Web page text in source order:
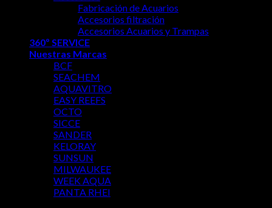
Fabricación de Acuarios
Accesorios filtración
Accesorios Acuarios y Trampas
360º SERVICE
Nuestras Marcas
BCF
SEACHEM
AQUAVITRO
EASY REEFS
OCTO
SICCE
SANDER
KELORAY
SUNSUN
MILWAUKEE
WEEK AQUA
PANTA RHEI